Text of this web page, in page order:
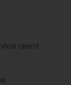
client